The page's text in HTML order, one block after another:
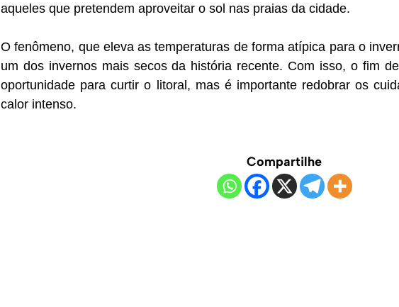
aqueles que pretendem aproveitar o sol nas praias da cidade.
O fenômeno, que eleva as temperaturas de forma atípica para o
um dos invernos mais secos da história recente. Com isso, o fim
oportunidade para curtir o litoral, mas é importante redobrar os
calor intenso.
Compartilhe